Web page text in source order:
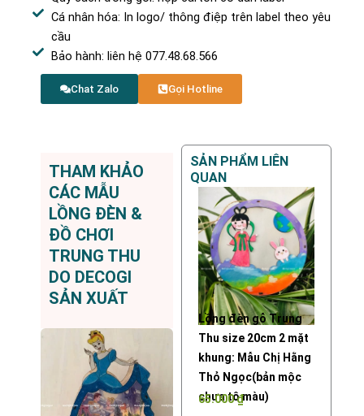
Cá nhân hóa: In logo/ thông điệp trên label theo yêu
cầu
Bảo hành: liên hệ 077.48.68.566
Chat Zalo Gọi Hotline
THAM KHẢO
CÁC MẪU
LỒNG ĐÈN &
ĐỒ CHƠI
TRUNG THU
DO DECOGI
SẢN XUẤT
SẢN PHẨM LIÊN
QUAN
Lồng đèn gỗ Trung
Thu size 20cm 2 mặt
khung: Mẫu Chị Hằng
Thỏ Ngọc(bản mộc
chưa tô màu)
65.000₫